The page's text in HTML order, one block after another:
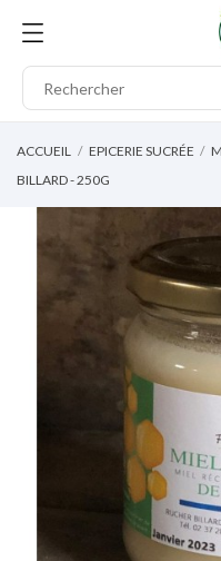
ACCUEIL EPICERIE SUCRÉE
BILLARD - 250G